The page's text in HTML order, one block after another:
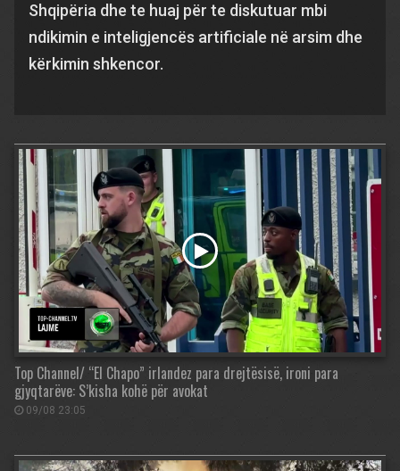
Shqipëria dhe te huaj për te diskutuar mbi
ndikimin e inteligjencës artificiale në arsim dhe
kërkimin shkencor.
Top Channel/ “El Chapo” irlandez para drejtësisë, ironi para
gjyqtarëve: S’kisha kohë për avokat
09/08 23:05